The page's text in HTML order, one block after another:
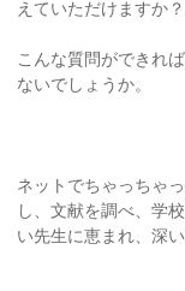
えていただけますか？
こんな質問ができれ
ないでしょうか。
ネットでちゃっちゃ
し、文献を調べ、学
い先生に恵まれ、深